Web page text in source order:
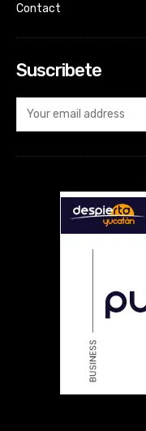
Contact
Suscribete